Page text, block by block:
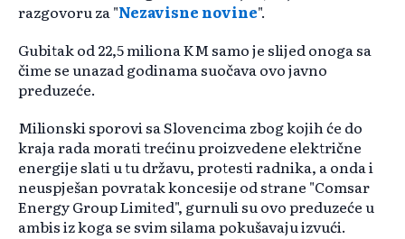
razgovoru za "Nezavisne novine".
Gubitak od 22,5 miliona KM samo je slijed onoga sa
čime se unazad godinama suočava ovo javno
preduzeće.
Milionski sporovi sa Slovencima zbog kojih će do
kraja rada morati trećinu proizvedene električne
energije slati u tu državu, protesti radnika, a onda i
neuspješan povratak koncesije od strane "Comsar
Energy Group Limited", gurnuli su ovo preduzeće u
ambis iz koga se svim silama pokušavaju izvući.